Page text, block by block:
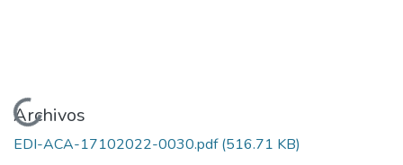
Cargando...
Archivos
EDI-ACA-17102022-0030.pdf(516.71 KB)